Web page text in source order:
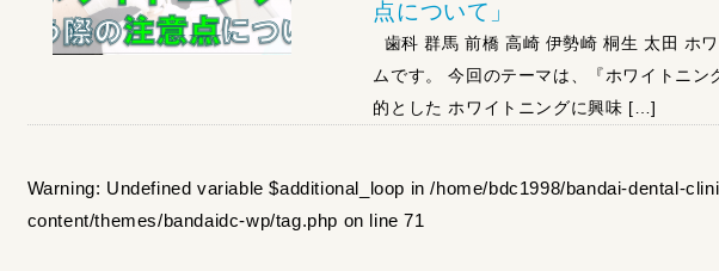
点について」
歯科 群馬 前橋 高崎 伊勢崎 桐生 太田 ホ
ムです。 今回のテーマは、『ホワイトニ
的とした ホワイトニングに興味 […]
Warning: Undefined variable $additional_loop in/home/bdc1998/bandai-dental-
content/themes/bandaidc-wp/tag.php on line71